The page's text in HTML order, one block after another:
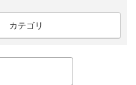
カテゴリ